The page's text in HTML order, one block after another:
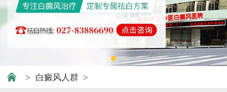
> 白癜风人群 >